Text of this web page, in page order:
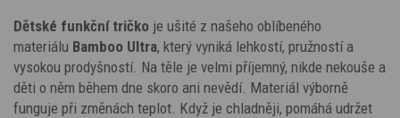
Dětské funkční tričko je ušité z našeho oblíbeného
materiálu Bamboo Ultra, který vyniká lehkostí, pružností a
vysokou prodyšností. Na těle je velmi příjemný, nikde nekouše a
děti o něm během dne skoro ani nevědí. Materiál výborně
funguje při změnách teplot. Když je chladněji, pomáhá udržet